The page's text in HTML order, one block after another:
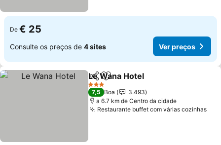
De € 25
Consulte os preços de 4 sites Ver preços
PartilharAdicionar aos favoritos
Le Wana Hotel
3 Estrelas
7,5 Boa
3.493
a 6.7 km de Centro da cidade
Restaurante buffet com várias cozinhas